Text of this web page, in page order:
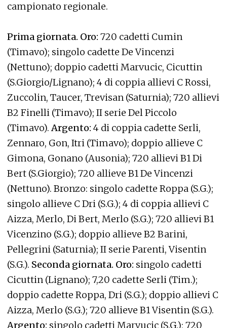
campionato regionale.
Prima giornata. Oro: 720 cadetti Cumin
(Timavo); singolo cadette De Vincenzi
(Nettuno); doppio cadetti Marvucic, Cicuttin
(S.Giorgio/Lignano); 4 di coppia allievi C Rossi,
Zuccolin, Taucer, Trevisan (Saturnia); 720 allievi
B2 Finelli (Timavo); II serie Del Piccolo
(Timavo).Argento: 4 di coppia cadette Serli,
Zennaro, Gon, Itri (Timavo); doppio allieve C
Gimona, Gonano (Ausonia); 720 allievi B1 Di
Bert (S.Giorgio); 720 allieve B1 De Vincenzi
(Nettuno). Bronzo: singolo cadette Roppa (S.G.);
singolo allieve C Dri (S.G.); 4 di coppia allievi C
Aizza, Merlo, Di Bert, Merlo (S.G.); 720 allievi B1
Vicenzino (S.G.); doppio allieve B2 Barini,
Pellegrini (Saturnia); II serie Parenti, Visentin
(S.G.). Seconda giornata. Oro: singolo cadetti
Cicuttin (Lignano); 7,20 cadette Serli (Tim.);
doppio cadette Roppa, Dri (S.G.); doppio allievi C
Aizza, Merlo (S.G.); 720 allieve B1 Visentin (S.G.).
Argento: singolo cadetti Marvucic (S.G.); 720